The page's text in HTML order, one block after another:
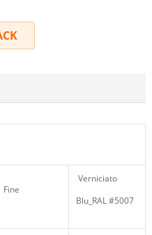
Fine
Verniciato
Blu_RAL #5007